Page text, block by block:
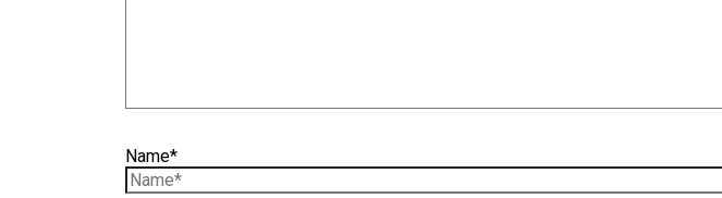
Name*